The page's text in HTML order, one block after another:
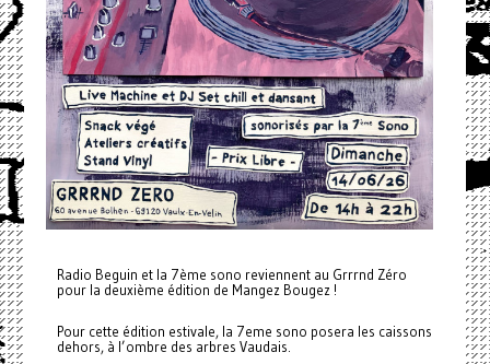
Radio Beguin et la 7ème sono reviennent au Grrrnd Zéro
pour la deuxième édition de Mangez Bougez !
Pour cette édition estivale, la 7eme sono posera les caissons
dehors, à l’ombre des arbres Vaudais.